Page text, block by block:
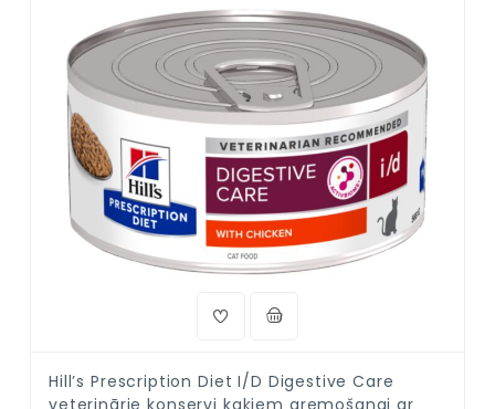
Hill’s Prescription Diet I/D Digestive Care
veterinārie konservi kaķiem gremošanai ar